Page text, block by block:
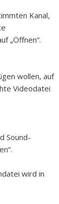
Kanal,
„Öffnen“.
wollen, auf
Videodatei
Sound-
wird in